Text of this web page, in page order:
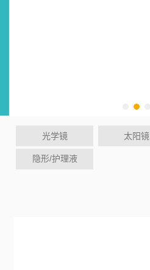
光学镜 太阳镜
隐形/护理液